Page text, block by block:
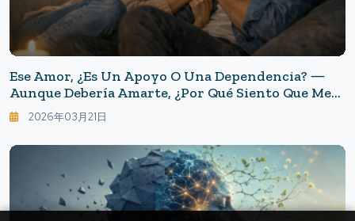
Ese Amor, ¿es Un Apoyo O Una Dependencia? ―
Aunque Debería Amarte, ¿por Qué Siento Que Me
Estoy Perdiendo A Mí Misma?
2026年03月21日